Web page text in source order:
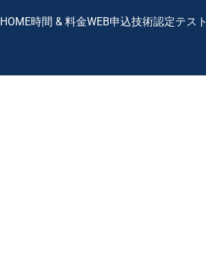
HOME時間 & 料金WEB申込技術認定テスト